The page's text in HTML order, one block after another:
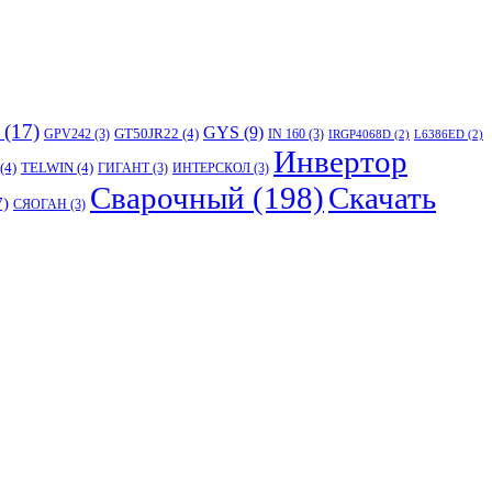
(17) GPV242 (3) GT50JR22 (4) GYS (9) IN 160 (3) IRGP4068D (2) L6386ED (2)
(4) TELWIN (4) ГИГАНТ(3) ИНТЕРСКОЛ (3) Инвертор
СЯОГАН (3) Сварочный (198)Скачать